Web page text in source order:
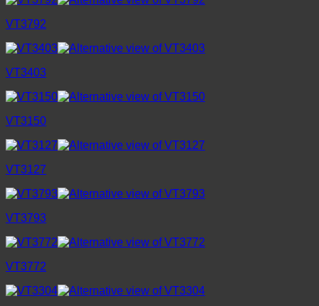
VT3792
VT3403
VT3150
VT3127
VT3793
VT3772